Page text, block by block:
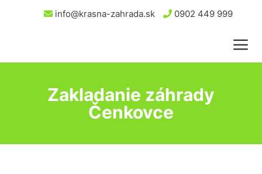
info@krasna-zahrada.sk 0902 449 999
Zakladanie záhrady
Čenkovce